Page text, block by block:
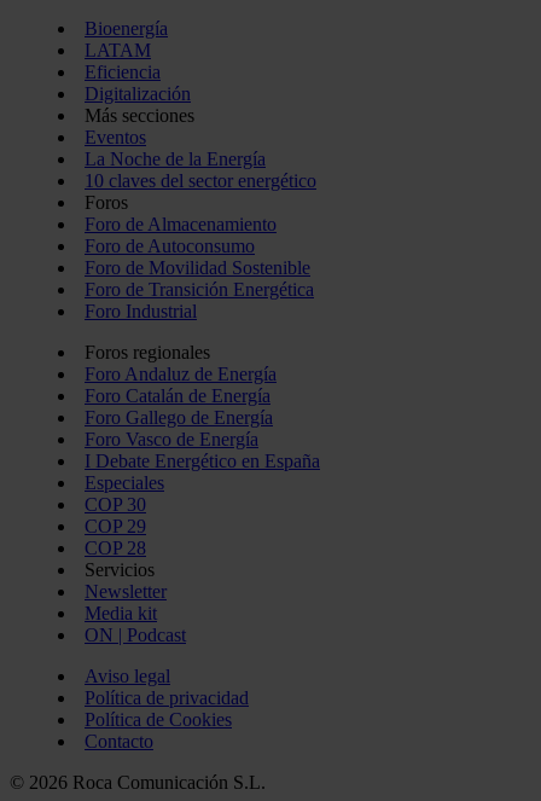
Bioenergía
LATAM
Eficiencia
Digitalización
Más secciones
Eventos
La Noche de la Energía
10 claves del sector energético
Foros
Foro de Almacenamiento
Foro de Autoconsumo
Foro de Movilidad Sostenible
Foro de Transición Energética
Foro Industrial
Foros regionales
Foro Andaluz de Energía
Foro Catalán de Energía
Foro Gallego de Energía
Foro Vasco de Energía
I Debate Energético en España
Especiales
COP 30
COP 29
COP 28
Servicios
Newsletter
Media kit
ON | Podcast
Aviso legal
Política de privacidad
Política de Cookies
Contacto
© 2026 Roca Comunicación S.L.